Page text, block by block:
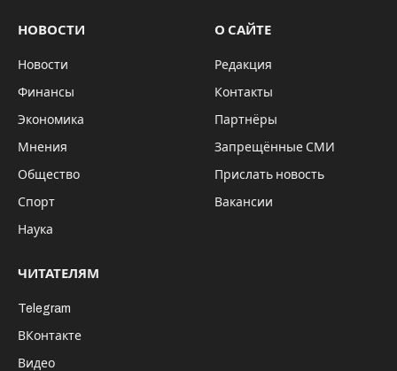
НОВОСТИ
Новости
Финансы
Экономика
Мнения
Общество
Спорт
Наука
О САЙТЕ
Редакция
Контакты
Партнёры
Запрещённые СМИ
Прислать новость
Вакансии
ЧИТАТЕЛЯМ
Telegram
ВКонтакте
Видео